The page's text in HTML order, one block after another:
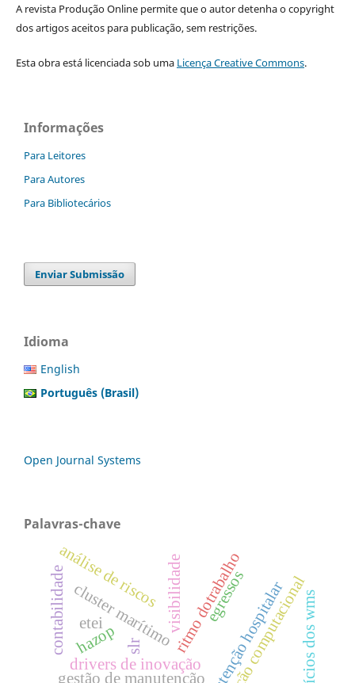
A revista Produção Online permite que o autor detenha o copyright
dos artigos aceitos para publicação, sem restrições.
Esta obra está licenciada sob uma Licença Creative Commons.
Informações
Para Leitores
Para Autores
Para Bibliotecários
Enviar Submissão
Idioma
English
Português (Brasil)
Open Journal Systems
Palavras-chave
visibilidade
cluster marítimo
drivers de inovação
gestão de manutençãomanutenção hospitalar
validação computacional
ritmo dotrabalho
contabilidade slr benefícios dos wms
análise de riscos
hazop
etei egressos